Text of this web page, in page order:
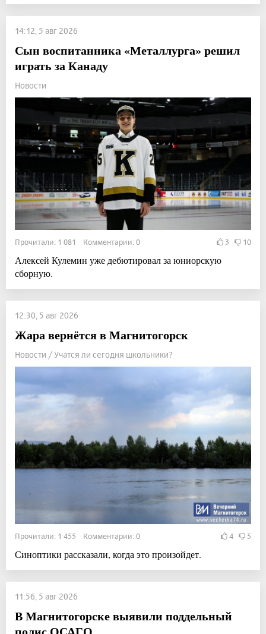
14:12, 5 авг 2026
Сын воспитанника «Металлурга» решил
играть за Канаду
Новости
Прочитали: 1 081 Комментарии: 0 3 10
Алексей Кулемин уже дебютировал за юниорскую
сборную.
12:30, 5 авг 2026
Жара вернётся в Магнитогорск
Новости / Учатся ли сегодня школьники?
Прочитали: 1 455 Комментарии: 0 4 5
Синоптики рассказали, когда это произойдет.
11:56, 5 авг 2026
В Магнитогорске выявили поддельный